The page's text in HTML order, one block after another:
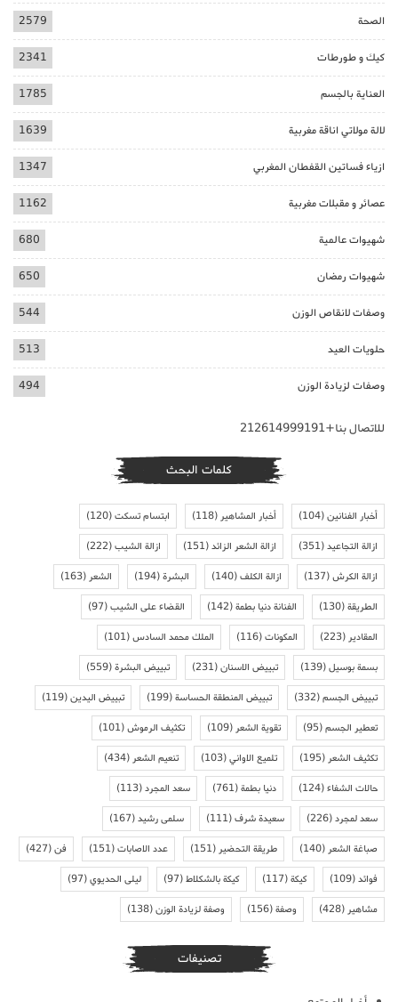
الصحة 2579
كيك و طورطات 2341
العناية بالجسم 1785
لالة مولاتي اناقة مغربية 1639
ازياء فساتين القفطان المغربي 1347
عصائر و مقبلات مغربية 1162
شهيوات عالمية 680
شهيوات رمضان 650
وصفات لانقاص الوزن 544
حلويات العيد 513
وصفات لزيادة الوزن 494
للاتصال بنا+212614999191
كلمات البحث
أخبار الفنانين(104) أخبار المشاهير(118) ابتسام تسكت(120)
ازالة التجاعيد(351) ازالة الشعر الزائد(151) ازالة الشيب(222)
ازالة الكرش(137) ازالة الكلف(140) البشرة(194) الشعر(163)
الطريقة(130) الفنانة دنيا بطمة(142) القضاء على الشيب(97)
المقادير(223) المكونات(116) الملك محمد السادس(101)
بسمة بوسيل(139) تبييض الاسنان(231) تبييض البشرة(559)
تبييض الجسم(332) تبييض المنطقة الحساسة(199) تبييض اليدين(119)
تعطير الجسم(95) تقوية الشعر(109) تكثيف الرموش(101)
تكثيف الشعر(195) تلميع الاواني(103) تنعيم الشعر(434)
حالات الشفاء(124) دنيا بطمة(761) سعد المجرد(113)
سعد لمجرد(226) سعيدة شرف(111) سلمى رشيد(167)
صباغة الشعر(140) طريقة التحضير(151) عدد الاصابات(151) فن(427)
فوائد(109) كيكة(117) كيكة بالشكلاط(97) ليلى الحديوي(97)
مشاهير(428) وصفة(156) وصفة لزيادة الوزن(138)
تصنيفات